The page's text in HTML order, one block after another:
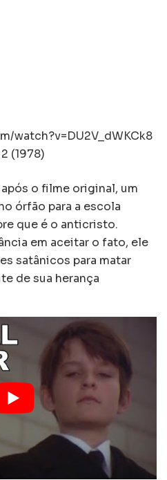
watch?v=DU2V_dWKCk8
(1978)
o filme original, um
órfão para a escola
que é o anticristo.
em aceitar o fato, ele
satânicos para matar
de sua herança